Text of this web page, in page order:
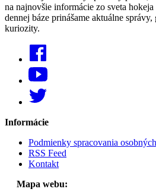
na najnovšie informácie zo sveta
dennej báze prinášame aktuálne
kuriozity.
Informácie
Podmienky spracovania
RSS Feed
Kontakt
Mapa webu: